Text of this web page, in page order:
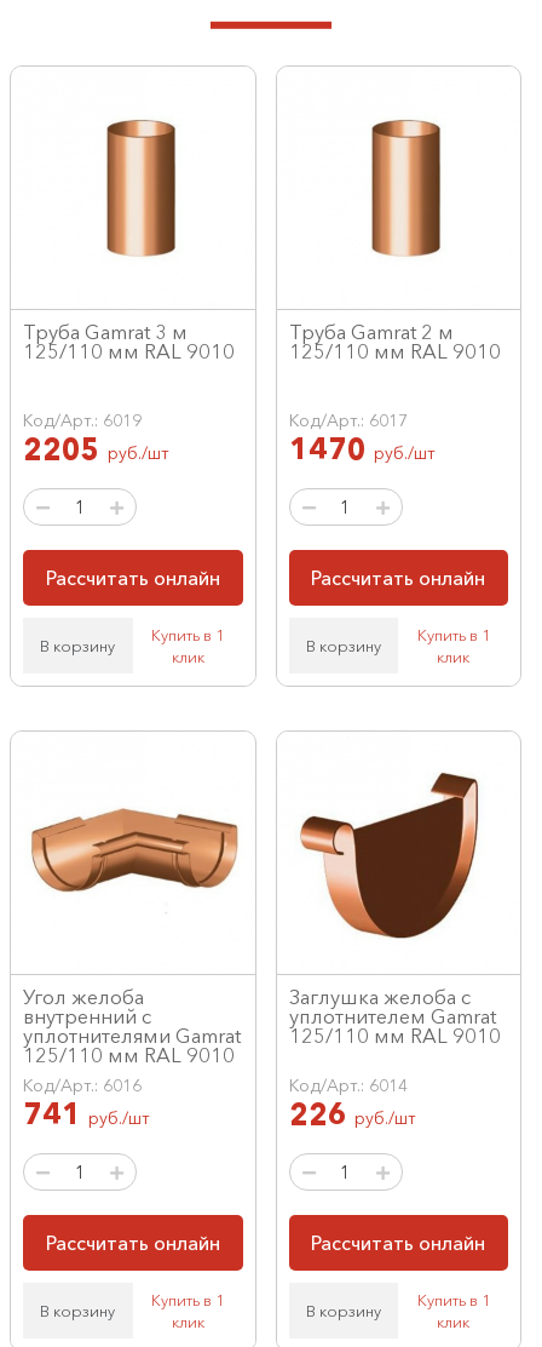
Труба Gamrat 3 м
125/110 мм RAL 9010
Код/Арт.: 6019
2205 руб./шт
Рассчитать онлайн
В корзину
Купить в 1
клик
Труба Gamrat 2 м
125/110 мм RAL 9010
Код/Арт.: 6017
1470 руб./шт
Рассчитать онлайн
В корзину
Купить в 1
клик
Угол желоба
внутренний с
уплотнителями Gamrat
125/110 мм RAL 9010
Код/Арт.: 6016
741 руб./шт
Рассчитать онлайн
В корзину
Купить в 1
клик
Заглушка желоба с
уплотнителем Gamrat
125/110 мм RAL 9010
Код/Арт.: 6014
226 руб./шт
Рассчитать онлайн
В корзину
Купить в 1
клик